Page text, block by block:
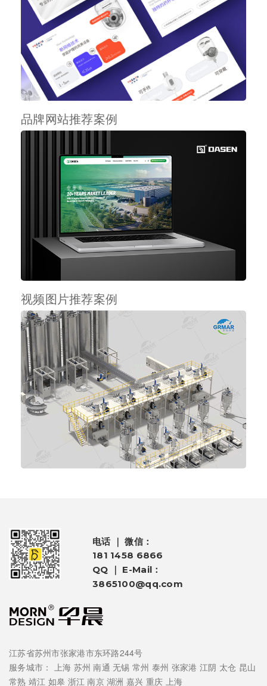
品牌网站推荐案例
视频图片推荐案例
电话 ｜ 微信：
181 1458 6866
QQ ｜ E-Mail：
3865100@qq.com
江苏省苏州市张家港市东环路244号
服务城市：
上海 苏州 南通 无锡 常州 泰州 张家港 江阴 太仓 昆山
常熟 靖江 如皋 浙江 南京 湖洲 嘉兴 重庆 上海